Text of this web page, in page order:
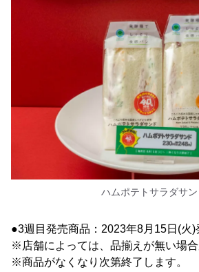
ハムポテトサラダサン
●3週目発売商品：2023年8月15日(火)
※店舗によっては、品揃えが無い場合
※商品がなくなり次第終了します。